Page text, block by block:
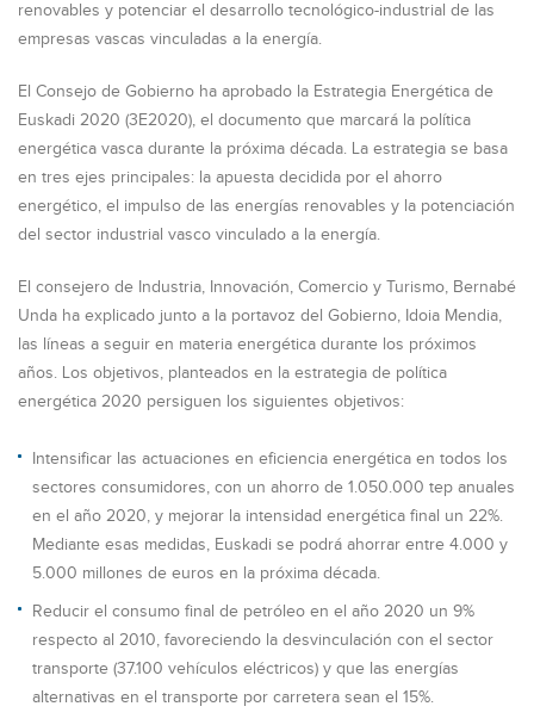
renovables y potenciar el desarrollo tecnológico-industrial de las
empresas vascas vinculadas a la energía.
El Consejo de Gobierno ha aprobado la Estrategia Energética de
Euskadi 2020 (3E2020), el documento que marcará la política
energética vasca durante la próxima década. La estrategia se basa
en tres ejes principales: la apuesta decidida por el ahorro
energético, el impulso de las energías renovables y la potenciación
del sector industrial vasco vinculado a la energía.
El consejero de Industria, Innovación, Comercio y Turismo, Bernabé
Unda ha explicado junto a la portavoz del Gobierno, Idoia Mendia,
las líneas a seguir en materia energética durante los próximos
años. Los objetivos, planteados en la estrategia de política
energética 2020 persiguen los siguientes objetivos:
Intensificar las actuaciones en eficiencia energética en todos los
sectores consumidores, con un ahorro de 1.050.000 tep anuales
en el año 2020, y mejorar la intensidad energética final un 22%.
Mediante esas medidas, Euskadi se podrá ahorrar entre 4.000 y
5.000 millones de euros en la próxima década.
Reducir el consumo final de petróleo en el año 2020 un 9%
respecto al 2010, favoreciendo la desvinculación con el sector
transporte (37.100 vehículos eléctricos) y que las energías
alternativas en el transporte por carretera sean el 15%.